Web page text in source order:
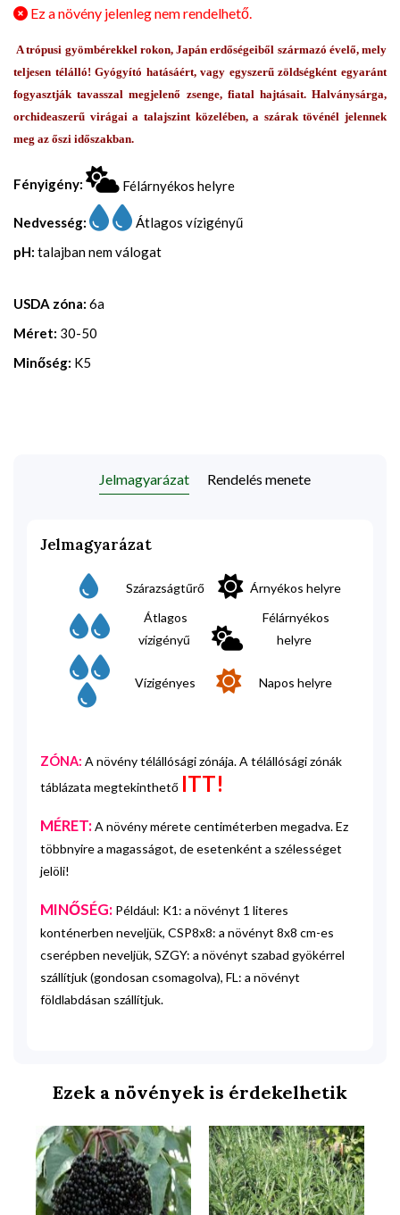
Ez a növény jelenleg nem rendelhető.
A trópusi gyömbérekkel rokon, Japán erdőségeiből származó évelő, mely
teljesen télálló! Gyógyító hatásáért, vagy egyszerű zöldségként egyaránt
fogyasztják tavasszal megjelenő zsenge, fiatal hajtásait. Halványsárga,
orchideaszerű virágai a talajszint közelében, a szárak tövénél jelennek
meg az őszi időszakban.
Fényigény: Félárnyékos helyre
Nedvesség:
Átlagos vízigényű
pH: talajban nem válogat
USDA zóna: 6a
Méret: 30-50
Minőség: K5
Jelmagyarázat Rendelés menete
Jelmagyarázat
Szárazságtűrő
Árnyékos helyre
Átlagos
vízigényű
Félárnyékos
helyre
Vízigényes Napos helyre
ZÓNA: A növény télállósági zónája. A télállósági zónák
táblázata megtekinthető ITT!
MÉRET:A növény mérete centiméterben megadva. Ez
többnyire a magasságot, de esetenként a szélességet
jelöli!
MINŐSÉG: Például: K1: a növényt 1 literes
konténerben neveljük, CSP8x8: a növényt 8x8 cm-es
cserépben neveljük, SZGY: a növényt szabad gyökérrel
szállítjuk (gondosan csomagolva), FL: a növényt
földlabdásan szállítjuk.
Ezek a növények is érdekelhetik